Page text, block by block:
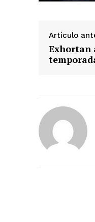
Artículo
Exhortan